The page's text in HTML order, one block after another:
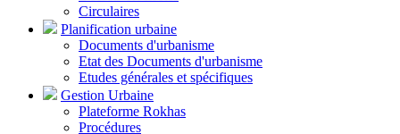
Circulaires
Planification urbaine
Documents d'urbanisme
Etat des Documents d'urbanisme
Etudes générales et spécifiques
Gestion Urbaine
Plateforme Rokhas
Procédures